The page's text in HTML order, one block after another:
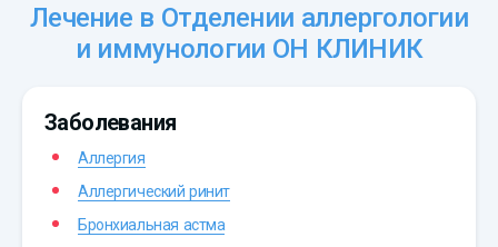
Лечение в Отделении аллергологии
и иммунологии ОН КЛИНИК
Заболевания
Аллергия
Аллергический ринит
Бронхиальная астма